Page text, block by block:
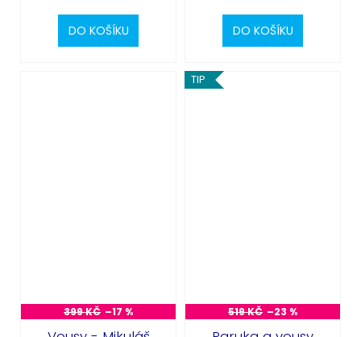
DO KOŠÍKU DO KOŠÍKU
399 KČ –17 %
TIP
519 KČ –23 %